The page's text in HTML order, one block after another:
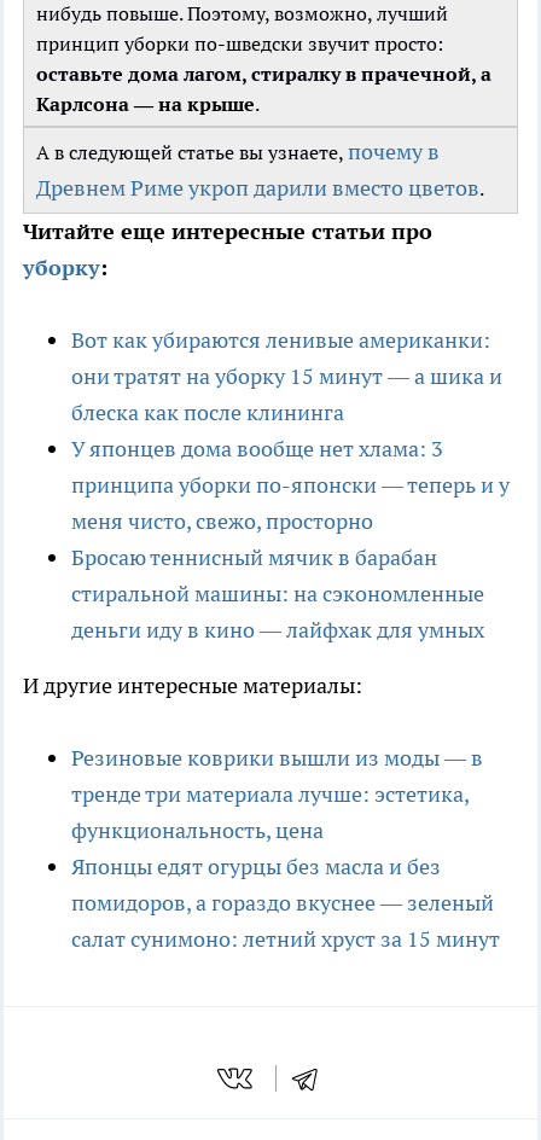
нибудь повыше. Поэтому, возможно, лучший
принцип уборки по-шведски звучит просто:
оставьте дома лагом, стиралку в прачечной, а
Карлсона — на крыше.
А в следующей статье вы узнаете, почему в
Древнем Риме укроп дарили вместо цветов.
Читайте еще интересные статьи про
уборку:
Вот как убираются ленивые американки:
они тратят на уборку 15 минут — а шика и
блеска как после клининга
У японцев дома вообще нет хлама: 3
принципа уборки по-японски — теперь и у
меня чисто, свежо, просторно
Бросаю теннисный мячик в барабан
стиральной машины: на сэкономленные
деньги иду в кино — лайфхак для умных
И другие интересные материалы:
Резиновые коврики вышли из моды — в
тренде три материала лучше: эстетика,
функциональность, цена
Японцы едят огурцы без масла и без
помидоров, а гораздо вкуснее — зеленый
салат сунимоно: летний хруст за 15 минут